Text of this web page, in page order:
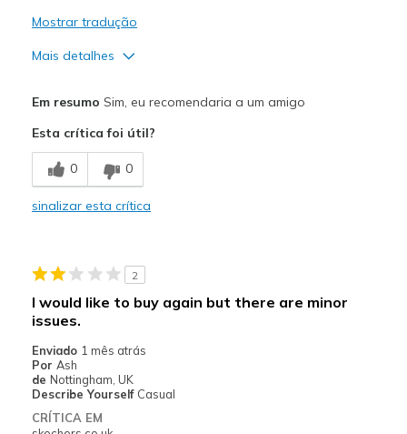
Mostrar tradução
Mais detalhes
Comfortable
Melhores utilizações
Casual Wear
Sizing
Feels true to size
Em resumo Sim, eu recomendaria a um amigo
Esta crítica foi útil?
0 0
sinalizar esta crítica
2
I would like to buy again but there are minor
issues.
Enviado 1 mês atrás
Por Ash
de Nottingham, UK
Describe Yourself Casual
CRÍTICA EM